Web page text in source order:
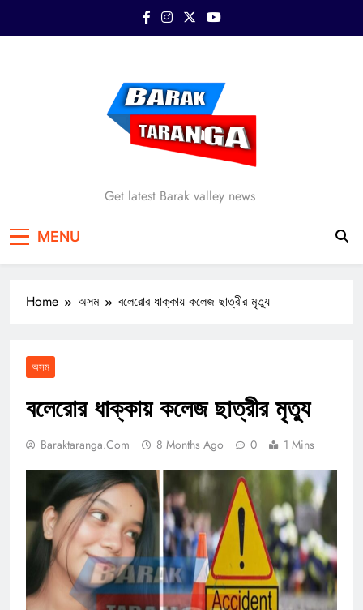
Barak Taranga
Get latest Barak valley news
MENU
Home অসম বলেরোর ধাক্কায় কলেজ ছাত্রীর মৃত্যু
অসম
বলেরোর ধাক্কায় কলেজ ছাত্রীর মৃত্যু
Baraktaranga.com 8 Months Ago 0 1 Mins